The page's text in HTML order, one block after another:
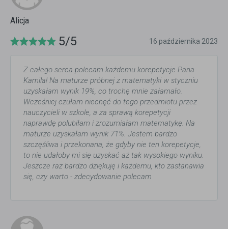
Alicja
5/5 16 października 2023
Z całego serca polecam każdemu korepetycje Pana
Kamila! Na maturze próbnej z matematyki w styczniu
uzyskałam wynik 19%, co trochę mnie załamało.
Wcześniej czułam niechęć do tego przedmiotu przez
nauczycieli w szkole, a za sprawą korepetycji
naprawdę polubiłam i zrozumiałam matematykę. Na
maturze uzyskałam wynik 71%. Jestem bardzo
szczęśliwa i przekonana, że gdyby nie ten korepetycje,
to nie udałoby mi się uzyskać aż tak wysokiego wyniku.
Jeszcze raz bardzo dziękuję i każdemu, kto zastanawia
się, czy warto - zdecydowanie polecam